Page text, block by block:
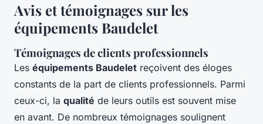
Avis et témoignages sur les
équipements Baudelet
Témoignages de clients professionnels
Les équipements Baudelet reçoivent des éloges
constants de la part de clients professionnels. Parmi
ceux-ci, la qualité de leurs outils est souvent mise
en avant. De nombreux témoignages soulignent